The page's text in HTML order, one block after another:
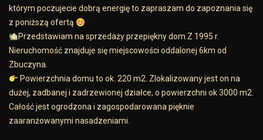
którym poczujecie dobrą energię to zapraszam do zapoznania się
z poniższą ofertą
Przedstawiam na sprzedaży przepiękny dom Z 1995 r.
Nieruchomość znajduje się miejscowości oddalonej 6km od
Zbuczyna.
Powierzchnia domu to ok. 220 m2. Zlokalizowany jest on na
dużej, zadbanej i zadrzewionej działce, o powierzchni ok 3000 m2.
Całość jest ogrodzona i zagospodarowana pięknie
zaaranżowanymi nasadzeniami.